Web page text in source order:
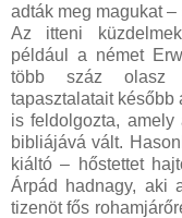
adták meg magukat
Az itteni
például a német
több száz olasz
tapasztalatait később
is feldolgozta,
bibliájává vált.
kiáltó – hőstettet
Árpád hadnagy, aki
tizenöt fős